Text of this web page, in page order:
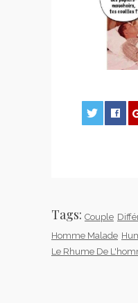
Tags: Couple
Homme Malade
Le Rhume De